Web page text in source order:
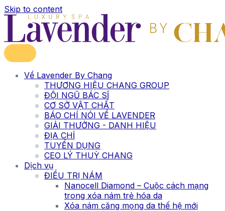
Skip to content
Về Lavender By Chang
THƯƠNG HIỆU CHANG GROUP
ĐỘI NGŨ BÁC SĨ
CƠ SỞ VẬT CHẤT
BÁO CHÍ NÓI VỀ LAVENDER
GIẢI THƯỞNG - DANH HIỆU
ĐỊA CHỈ
TUYỂN DỤNG
CEO LÝ THUỲ CHANG
Dịch vụ
ĐIỀU TRỊ NÁM
Nanocell Diamond – Cuộc cách mạng
trong xóa nám trẻ hóa da
Xóa nám căng mọng da thế hệ mới